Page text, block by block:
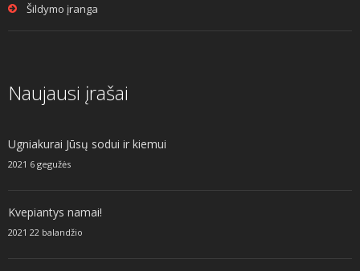
Šildymo įranga
Naujausi įrašai
Ugniakurai Jūsų sodui ir kiemui
2021 6 gegužės
Kvepiantys namai!
2021 22 balandžio